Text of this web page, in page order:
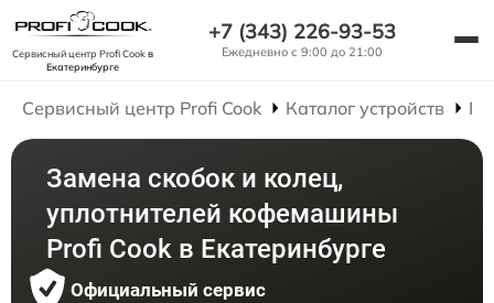
Сервисный центр Profi Cookв
Екатеринбурге
+7 (343) 226-93-53
Ежедневно с 9:00 до 21:00
Сервисный центр Profi Cook Каталог устройств
Замена скобок и колец,
уплотнителей кофемашины
Profi Cook в Екатеринбурге
Официальный сервис